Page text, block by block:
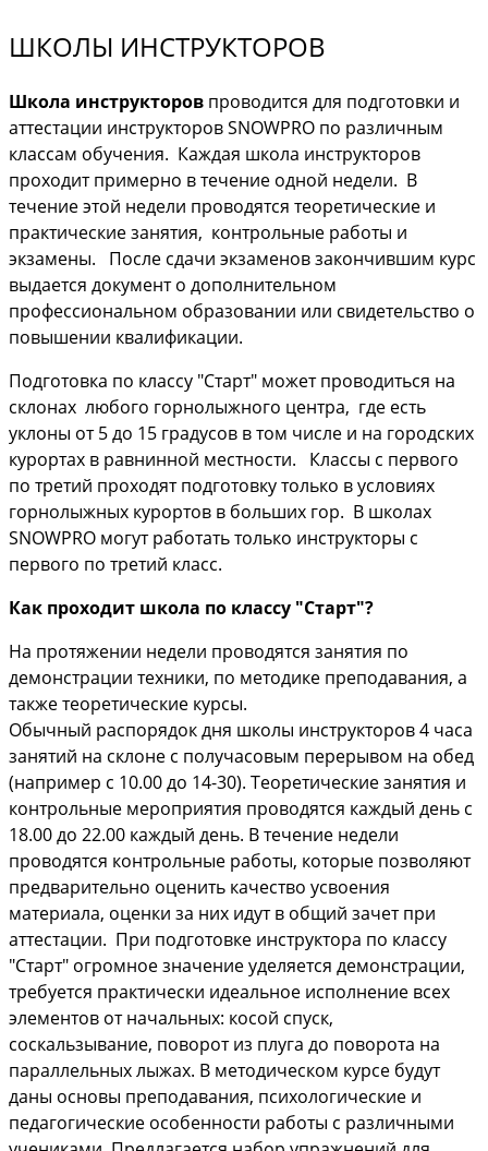
ШКОЛЫ ИНСТРУКТОРОВ
Школа инструкторов проводится для подготовки и
аттестации инструкторов SNOWPRO по различным
классам обучения. Каждая школа инструкторов
проходит примерно в течение одной недели. В
течение этой недели проводятся теоретические и
практические занятия, контрольные работы и
экзамены. После сдачи экзаменов закончившим курс
выдается документ о дополнительном
профессиональном образовании или свидетельство о
повышении квалификации.
Подготовка по классу "Старт" может проводиться на
склонах любого горнолыжного центра, где есть
уклоны от 5 до 15 градусов в том числе и на городских
курортах в равнинной местности. Классы с первого
по третий проходят подготовку только в условиях
горнолыжных курортов в больших гор. В школах
SNOWPRO могут работать только инструкторы с
первого по третий класс.
Как проходит школа по классу "Старт"?
На протяжении недели проводятся занятия по
демонстрации техники, по методике преподавания, а
также теоретические курсы.
Обычный распорядок дня школы инструкторов 4 часа
занятий на склоне с получасовым перерывом на обед
(например с 10.00 до 14-30). Теоретические занятия и
контрольные мероприятия проводятся каждый день с
18.00 до 22.00 каждый день. В течение недели
проводятся контрольные работы, которые позволяют
предварительно оценить качество усвоения
материала, оценки за них идут в общий зачет при
аттестации. При подготовке инструктора по классу
"Старт" огромное значение уделяется демонстрации,
требуется практически идеальное исполнение всех
элементов от начальных: косой спуск,
соскальзывание, поворот из плуга до поворота на
параллельных лыжах. В методическом курсе будут
даны основы преподавания, психологические и
педагогические особенности работы с различными